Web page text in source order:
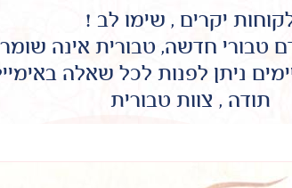
יקרים , שימו לב !
טבורי חדשה, טבורית אינה
ניתן לפנות לכל שאלה
תודה , צוות טבורית